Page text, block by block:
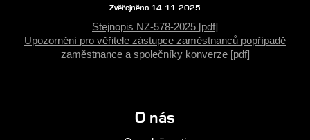
Zvěřejněno 14.11.2025
Stejnopis NZ-578-2025 [pdf]
Upozornění pro věřitele zástupce zaměstnanců popřípadě
zaměstnance a společníky konverze [pdf]
O nás